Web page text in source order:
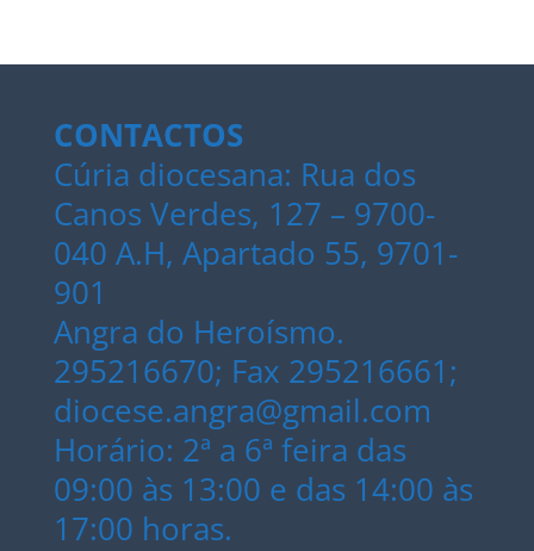
CONTACTOS
Cúria diocesana: Rua dos
Canos Verdes, 127 – 9700-
040 A.H, Apartado 55, 9701-
901
Angra do Heroísmo.
295216670; Fax 295216661;
diocese.angra@gmail.com
Horário: 2ª a 6ª feira das
09:00 às 13:00 e das 14:00 às
17:00 horas.